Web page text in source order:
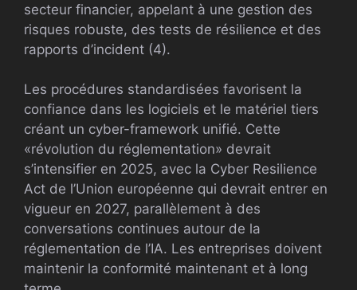
secteur financier, appelant à une gestion des
risques robuste, des tests de résilience et des
rapports d’incident (4).
Les procédures standardisées favorisent la
confiance dans les logiciels et le matériel tiers
créant un cyber-framework unifié. Cette
«révolution du réglementation» devrait
s’intensifier en 2025, avec la Cyber ​​Resilience
Act de l’Union européenne qui devrait entrer en
vigueur en 2027, parallèlement à des
conversations continues autour de la
réglementation de l’IA. Les entreprises doivent
maintenir la conformité maintenant et à long